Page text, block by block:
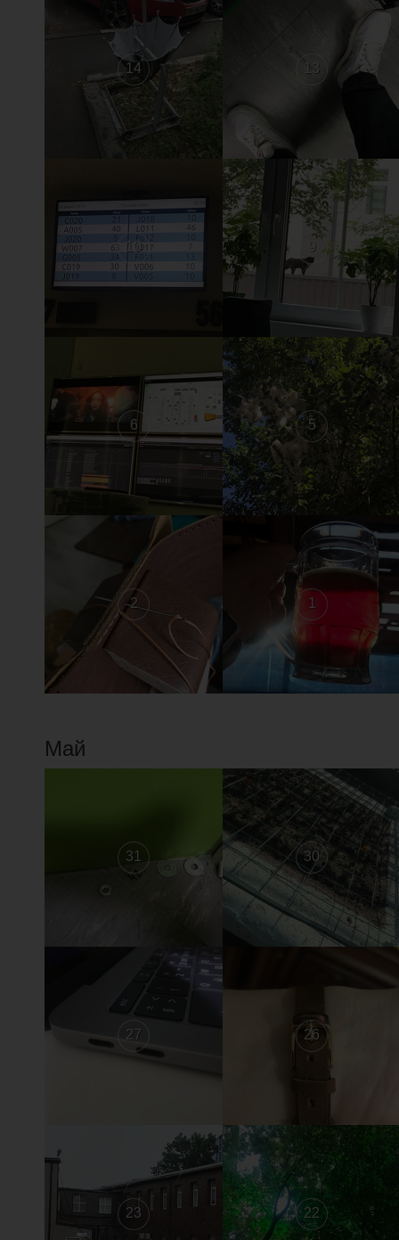
14 13
10 9
6 5
2 1
Май
31 30
27 26
23 22